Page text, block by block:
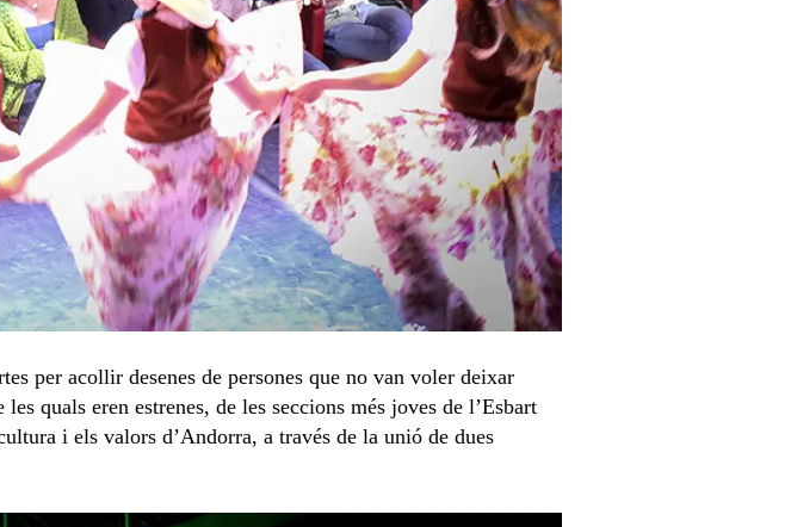
per acollir desenes de persones que no van voler deixar
quals eren estrenes, de les seccions més joves de l’Esbart
i els valors d’Andorra, a través de la unió de dues